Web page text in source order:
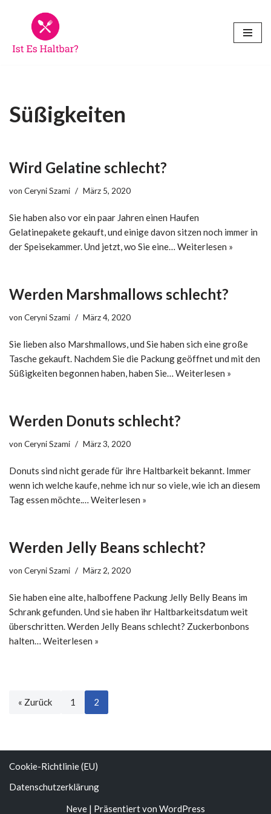
Inhalt
Süßigkeiten
Wird Gelatine schlecht?
von Ceryni Szami März 5, 2020
Sie haben also vor ein paar Jahren einen Haufen
Gelatinepakete gekauft, und einige davon sitzen noch immer in
der Speisekammer. Und jetzt, wo Sie eine… Weiterlesen »
Werden Marshmallows schlecht?
von Ceryni Szami März 4, 2020
Sie lieben also Marshmallows, und Sie haben sich eine große
Tasche gekauft. Nachdem Sie die Packung geöffnet und mit den
Süßigkeiten begonnen haben, haben Sie… Weiterlesen »
Werden Donuts schlecht?
von Ceryni Szami März 3, 2020
Donuts sind nicht gerade für ihre Haltbarkeit bekannt. Immer
wenn ich welche kaufe, nehme ich nur so viele, wie ich an diesem
Tag essen möchte.… Weiterlesen »
Werden Jelly Beans schlecht?
von Ceryni Szami März 2, 2020
Sie haben eine alte, halboffene Packung Jelly Belly Beans im
Schrank gefunden. Und sie haben ihr Haltbarkeitsdatum weit
überschritten. Werden Jelly Beans schlecht? Zuckerbonbons
halten… Weiterlesen »
« Zurück 1 2
Cookie-Richtlinie (EU)
Datenschutzerklärung
Neve | Präsentiert von WordPress